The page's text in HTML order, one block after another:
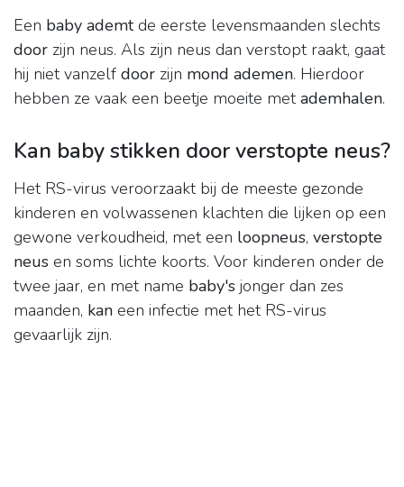
Een baby ademtde eerste levensmaanden slechts
door zijn neus. Als zijn neus dan verstopt raakt, gaat
hij niet vanzelf door zijn mond ademen. Hierdoor
hebben ze vaak een beetje moeite metademhalen.
Kan baby stikken door verstopte neus?
Het RS-virus veroorzaakt bij de meeste gezonde
kinderen en volwassenen klachten die lijken op een
gewone verkoudheid, met een loopneus, verstopte
neus en soms lichte koorts. Voor kinderen onder de
twee jaar, en met name baby's jonger dan zes
maanden, kan een infectie met het RS-virus
gevaarlijk zijn.